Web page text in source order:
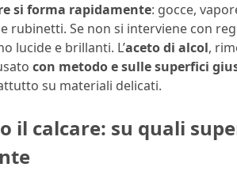
si forma rapidamente: gocce,
rubinetti. Se non si interviene con
lucide e brillanti. L’aceto di alcol,
con metodo e sulle superfici
su materiali delicati.
il calcare: su quali